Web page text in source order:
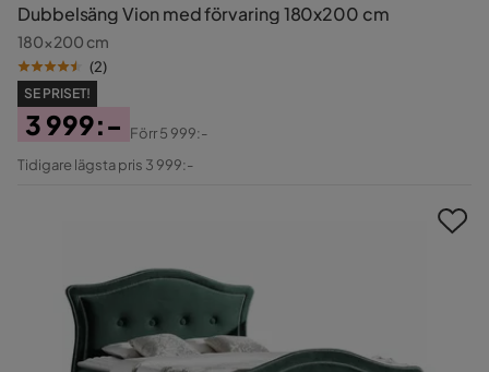
Dubbelsäng Vion med förvaring 180x200 cm
180x200 cm
(2)
SE PRISET!
Pris
3 999:-
Original
Förr5 999:-
Tidigare lägsta pris 3 999:-